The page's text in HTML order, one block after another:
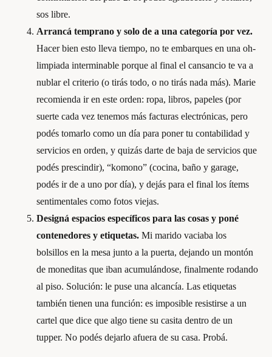
sos libre.
Arrancá temprano y solo de a una categoría por vez.
Hacer bien esto lleva tiempo, no te embarques en una oh-
limpiada interminable porque al final el cansancio te va a
nublar el criterio (o tirás todo, o no tirás nada más). Marie
recomienda ir en este orden: ropa, libros, papeles (por
suerte cada vez tenemos más facturas electrónicas, pero
podés tomarlo como un día para poner tu contabilidad y
servicios en orden, y quizás darte de baja de servicios que
podés prescindir), “komono” (cocina, baño y garage,
podés ir de a uno por día), y dejás para el final los ítems
sentimentales como fotos viejas.
Designá espacios específicos para las cosas y poné
contenedores y etiquetas. Mi marido vaciaba los
bolsillos en la mesa junto a la puerta, dejando un montón
de moneditas que iban acumulándose, finalmente rodando
al piso. Solución: le puse una alcancía. Las etiquetas
también tienen una función: es imposible resistirse a un
cartel que dice que algo tiene su casita dentro de un
tupper. No podés dejarlo afuera de su casa. Probá.